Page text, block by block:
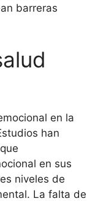
barreras
en la
han
en sus
niveles de
La falta de